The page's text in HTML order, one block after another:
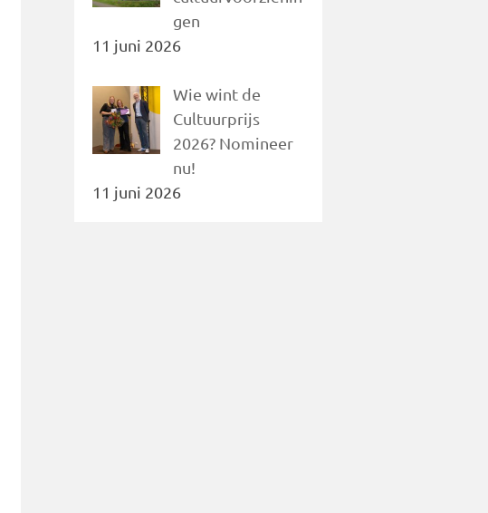
gen
11 juni 2026
Wie wint de
Cultuurprijs
2026? Nomineer
nu!
11 juni 2026